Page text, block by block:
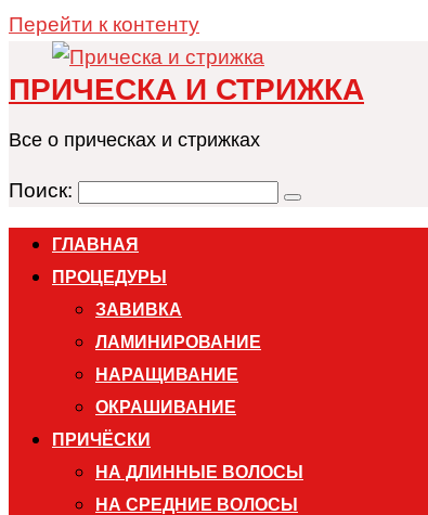
Перейти к контенту
ПРИЧЕСКА И СТРИЖКА
Все о прическах и стрижках
Поиск:
ГЛАВНАЯ
ПРОЦЕДУРЫ
ЗАВИВКА
ЛАМИНИРОВАНИЕ
НАРАЩИВАНИЕ
ОКРАШИВАНИЕ
ПРИЧЁСКИ
НА ДЛИННЫЕ ВОЛОСЫ
НА СРЕДНИЕ ВОЛОСЫ